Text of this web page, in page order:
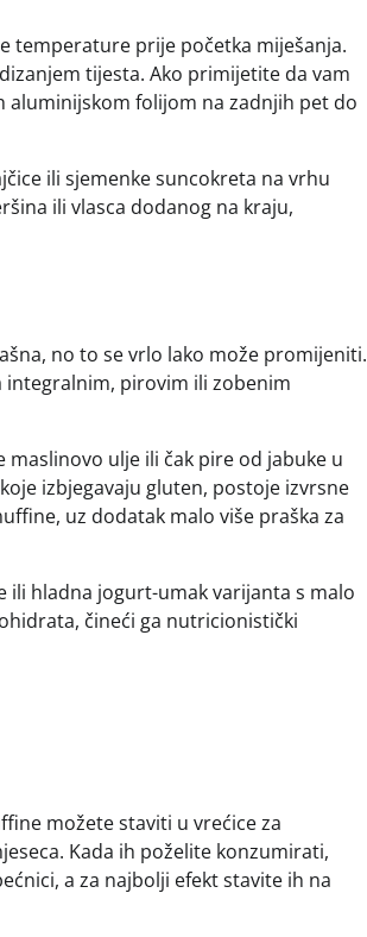
temperature prije početka miješanja.
tijesta. Ako primijetite da vam
folijom na zadnjih pet do
ili sjemenke suncokreta na vrhu
ili vlasca dodanog na kraju,
no to se vrlo lako može promijeniti.
pirovim ili zobenim
ulje ili čak pire od jabuke u
izbjegavaju gluten, postoje izvrsne
uz dodatak malo više praška za
ili hladna jogurt-umak varijanta s malo
čineći ga nutricionistički
možete staviti u vrećice za
Kada ih poželite konzumirati,
a za najbolji efekt stavite ih na